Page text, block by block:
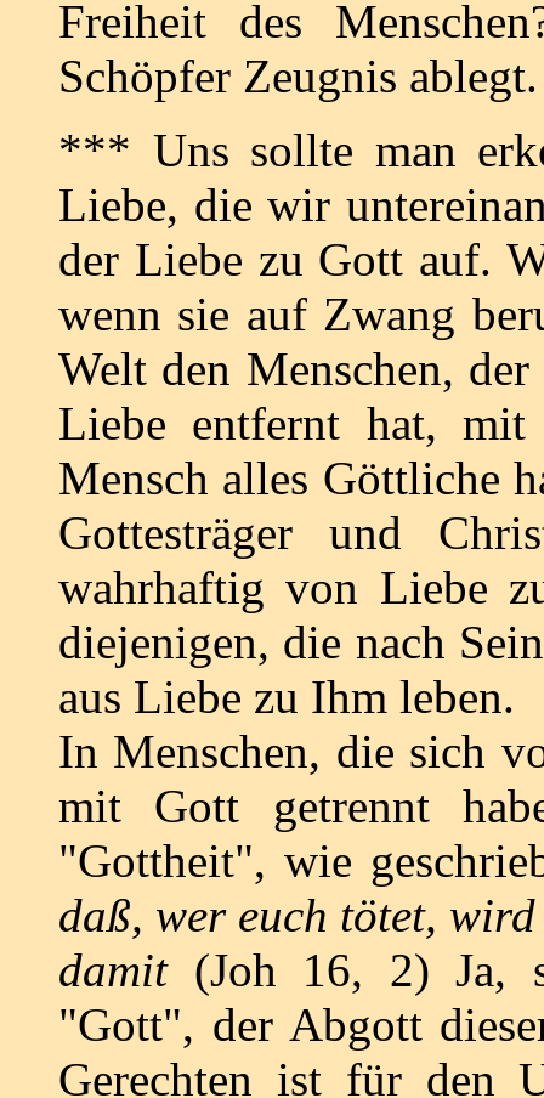
Freiheit des
Schöpfer Zeugnis ablegt.
*** Uns sollte man
Liebe, die wir
der Liebe zu Gott auf.
wenn sie auf Zwang
Welt den Menschen,
Liebe entfernt hat,
Mensch alles Göttliche
Gottesträger und
wahrhaftig von Liebe
diejenigen, die nach
aus Liebe zu Ihm leben.
In Menschen, die sich
mit Gott getrennt
"Gottheit", wie
daß, wer euch tötet,
damit(Joh 16, 2) Ja,
"Gott", der Abgott
Gerechten ist für den